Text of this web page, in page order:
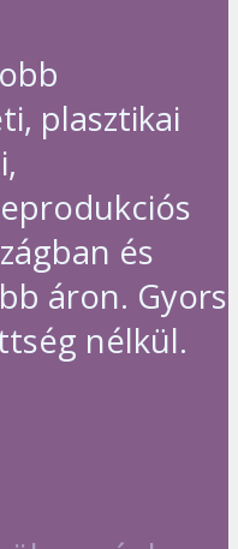
plasztikai
és
áron. Gyors
nélkül.